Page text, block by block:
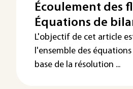
Écoulement des
Équations de
L'objectif de cet article
l'ensemble des
base de la résolution ...